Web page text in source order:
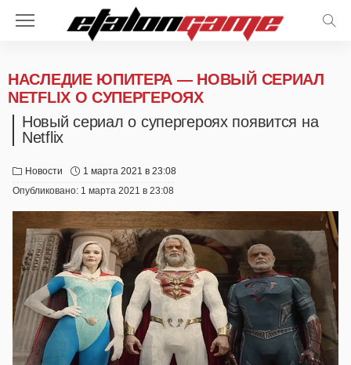
НАСЛЕДИЕ ЮПИТЕРА — НОВЫЙ СЕРИАЛ
NETFLIX О СУПЕРГЕРОЯХ
Новый сериал о супергероях появится на
Netflix
Новости
1 марта 2021 в 23:08
Опубликовано: 1 марта 2021 в 23:08